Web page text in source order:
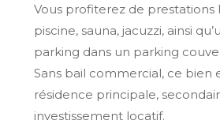
Vous profiterez de prestations
piscine, sauna, jacuzzi, ainsi
parking dans un parking
Sans bail commercial, ce bien
résidence principale,
investissement locatif.